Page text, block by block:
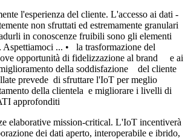
l'esperienza del cliente. L'accesso ai dati -
non sfruttati ed estremamente granulari
in conoscenze fruibili sono gli elementi
Aspettiamoci ... • la trasformazione del
opportunità di fidelizzazione al brand e ai
della soddisfazione del cliente
prevede di sfruttare l'IoT per meglio
della clientela e migliorare i livelli di
approfonditi
elaborative mission-critical. L'IoT incentiverà
dei dati aperto, interoperabile e ibrido,